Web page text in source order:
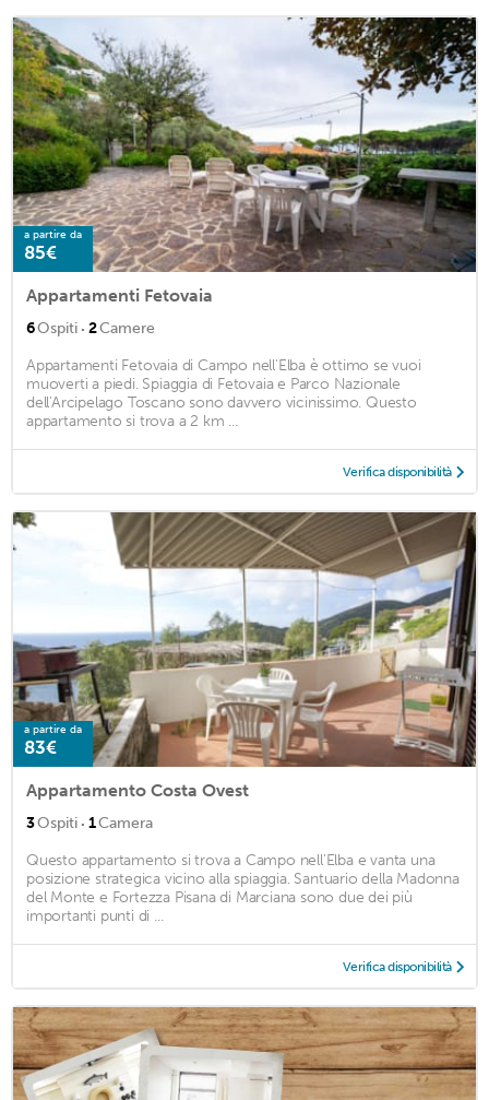
a partire da
85€
Appartamenti Fetovaia
6Ospiti · 2Camere
Appartamenti Fetovaia di Campo nell'Elba è ottimo se vuoi
muoverti a piedi. Spiaggia di Fetovaia e Parco Nazionale
dell'Arcipelago Toscano sono davvero vicinissimo. Questo
appartamento si trova a 2 km ...
Verifica disponibilità
a partire da
83€
Appartamento Costa Ovest
3Ospiti · 1Camera
Questo appartamento si trova a Campo nell'Elba e vanta una
posizione strategica vicino alla spiaggia. Santuario della Madonna
del Monte e Fortezza Pisana di Marciana sono due dei più
importanti punti di ...
Verifica disponibilità